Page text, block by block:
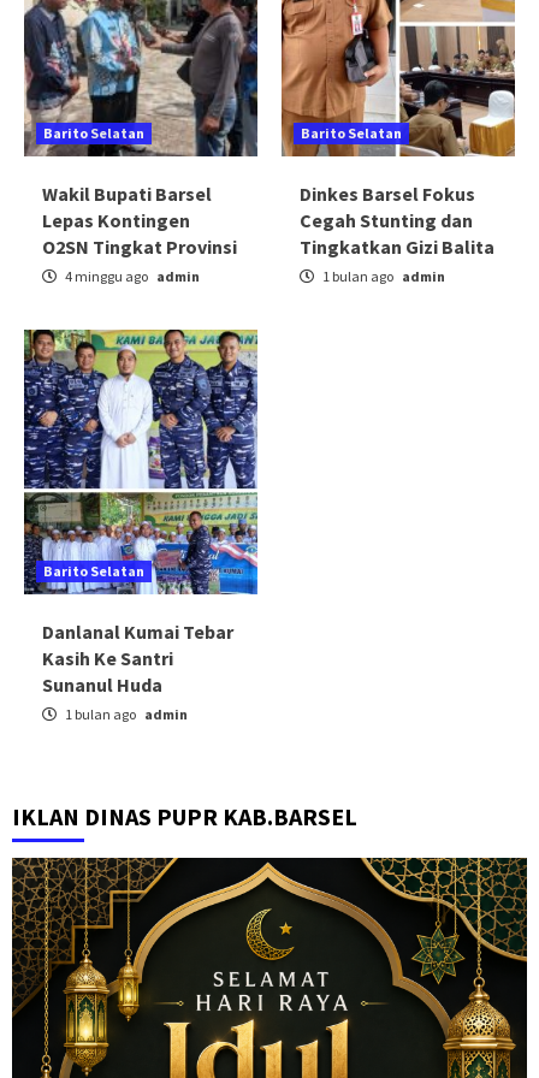
Barito Selatan
Wakil Bupati Barsel
Lepas Kontingen
O2SN Tingkat Provinsi
4 minggu ago admin
Barito Selatan
Dinkes Barsel Fokus
Cegah Stunting dan
Tingkatkan Gizi Balita
1 bulan ago admin
Barito Selatan
Danlanal Kumai Tebar
Kasih Ke Santri
Sunanul Huda
1 bulan ago admin
IKLAN DINAS PUPR KAB.BARSEL